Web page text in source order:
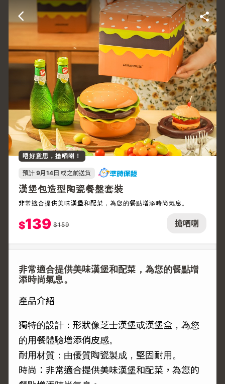
搶哂喇
唔好意思，搶哂喇！
預計 9月14日 或之前送貨
漢堡包造型陶瓷餐盤套裝
非常適合提供美味漢堡和配菜，為您的餐點增添時尚氣息。
$139 $159
非常適合提供美味漢堡和配菜，為您的餐點增
添時尚氣息。
產品介紹
獨特的設計：形狀像芝士漢堡或漢堡盒，為您
的用餐體驗增添俏皮感。
耐用材質：由優質陶瓷製成，堅固耐用。
時尚：非常適合提供美味漢堡和配菜，為您的